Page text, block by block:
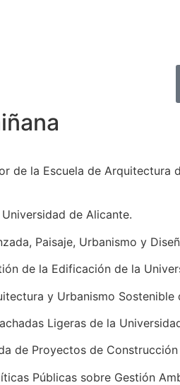
de la Escuela de
de Alicante.
Paisaje, Urbanismo y
de la Edificación de la
y Urbanismo Sostenible
Ligeras de la
de Proyectos de
Públicas sobre Gestión